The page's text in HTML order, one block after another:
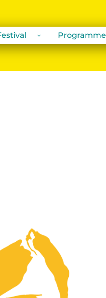
Programme